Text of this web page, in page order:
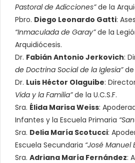
Pastoral de Adicciones”de la
Pbro. Diego Leonardo Gatti:
“Inmaculada de Garay”de la
Arquidiócesis.
Dr. Fabián Antonio Jerkovich:
de Doctrina Social de la Iglesia”de
Dr. Luis Héctor Olaguibe:
Vida y la Familia”de la U.C.S.F.
Sra. Élida Marisa Weiss:
Infantes y la Escuela Primaria
Sra. Delia María Scotucci:
Escuela Secundaria “José Manuel
Sra. Adriana María Fernández: